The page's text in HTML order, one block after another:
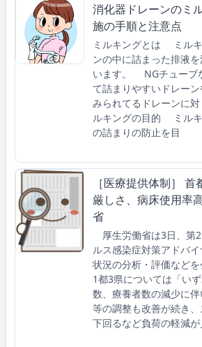
消化器ドレーンのミ
施の手順と注意点
ミルキングとは ミル
ンの中に詰まった排液
います。 NGチューブ
て詰まりやすいドレー
みられてるドレーンに
ルキングの目的 ミル
の詰まりの防止を目
［医療提供体制］
厳しさ、病床使用率
省
厚生労働省は3日、第
ルス感染症対策アドバ
状況の分析・評価など
1都3県については「い
数、療養者数の減少に
等の調整も改善が続き
下回るなど負荷の軽減